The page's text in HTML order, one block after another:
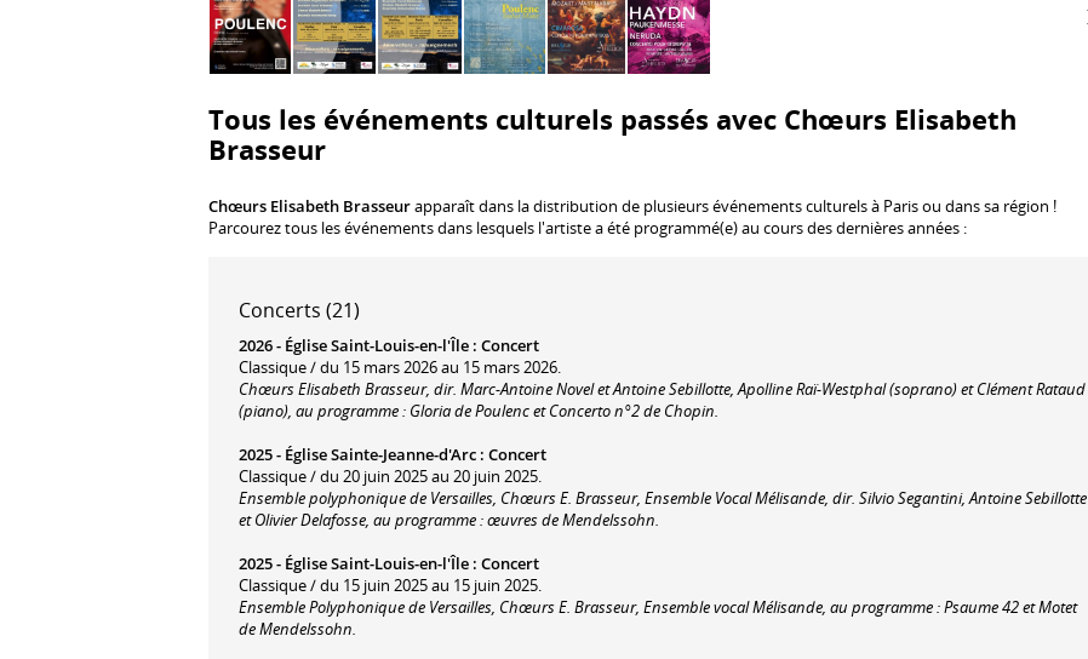
Tous les événements culturels passés avec Chœurs Elisabeth
Brasseur
Chœurs Elisabeth Brasseurapparaît dans la distribution de plusieurs événements culturels à Paris ou dans sa région !
Parcourez tous les événements dans lesquels l'artiste a été programmé(e) au cours des dernières années :
Concerts (21)
2026 - Église Saint-Louis-en-l'Île : Concert
Classique / du 15 mars 2026 au 15 mars 2026.
Chœurs Elisabeth Brasseur, dir. Marc-Antoine Novel et Antoine Sebillotte, Apolline Raï-Westphal (soprano) et Clément Rataud
(piano), au programme : Gloria de Poulenc et Concerto n°2 de Chopin.
2025 - Église Sainte-Jeanne-d'Arc : Concert
Classique / du 20 juin 2025 au 20 juin 2025.
Ensemble polyphonique de Versailles, Chœurs E. Brasseur, Ensemble Vocal Mélisande, dir. Silvio Segantini, Antoine Sebillotte
et Olivier Delafosse, au programme : œuvres de Mendelssohn.
2025 - Église Saint-Louis-en-l'Île : Concert
Classique / du 15 juin 2025 au 15 juin 2025.
Ensemble Polyphonique de Versailles, Chœurs E. Brasseur, Ensemble vocal Mélisande, au programme : Psaume 42 et Motet
de Mendelssohn.